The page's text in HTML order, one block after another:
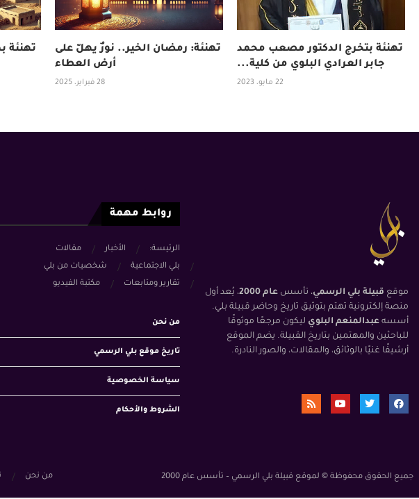
تهنئة
تهنئة: رمضان الخير.. نورٌ يهلّ على
أرض العطاء
28 فبراير، 2025
تهنئة بتخرج الدكتور مصعب محمد
جابر العرادي البلوي من كلية...
22 مايو، 2023
موقع قبيلة بلي الرسمي، تأسس عام 2000
، يُعد أول
منصة إلكترونية تهتم بتوثيق تاريخ وحاضر قبيلة بلي.
أسسه عبدالمنعم البلوي ليكون مرجعًا موثوقًا
للباحثين والمهتمين بتاريخ القبيلة. يضم الموقع
أرشيفًا غنيًا بالوثائق، والمقالات، والصور النادرة.
روابط مهمة
الرئيسة: الأخبار
مقالات
بلي الاجتماعية
شخصيات من بلي
تقارير ومتابعات
مكتبة الفيديو
من نحن
تاريخ موقع بلي الرسمي
سياسة الخصوصية
الشروط والأحكام
جميع الحقوق محفوظة © لموقع قبيلة بلي الرسمي – تأسس عام 2000 من نحن